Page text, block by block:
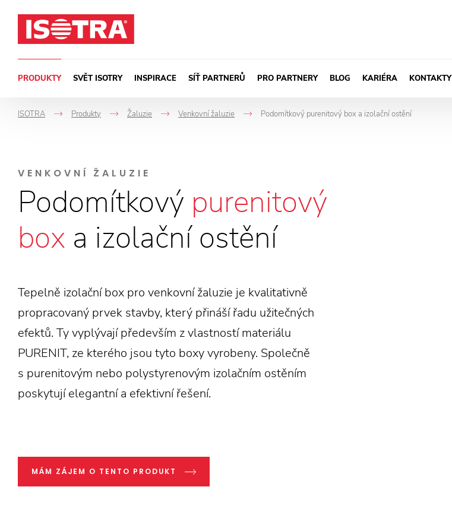
PRODUKTY SVĚT ISOTRY INSPIRACE SÍŤ PARTNERŮ PRO PARTNERY BLOG KARIÉRA KONTAKTY
ISOTRA
->
Produkty
->
Žaluzie
->
Venkovní žaluzie Podomítkový purenitový box a izolační ostění
VENKOVNÍ ŽALUZIE
Podomítkový purenitový
box a izolační ostění
Tepelně izolační box pro venkovní žaluzie je kvalitativně
propracovaný prvek stavby, který přináší řadu užitečných
efektů. Ty vyplývají především z vlastností materiálu
PURENIT, ze kterého jsou tyto boxy vyrobeny. Společně
s purenitovým nebo polystyrenovým izolačním ostěním
poskytují elegantní a efektivní řešení.
MÁM ZÁJEM O TENTO PRODUKT